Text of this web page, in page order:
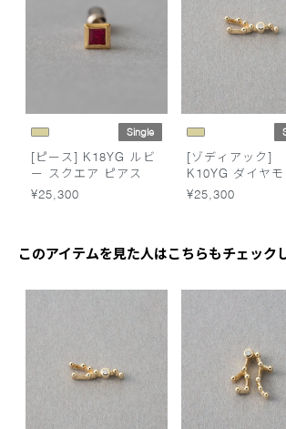
Single
[ピース] K18YG ルビ
ー スクエア ピアス
¥25,300
[ゾディアック]
K10YG ダイヤモ
ピアス /おうし座
¥25,300
このアイテムを見た人はこちらもチェック